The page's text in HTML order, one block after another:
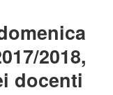
2018,
docenti